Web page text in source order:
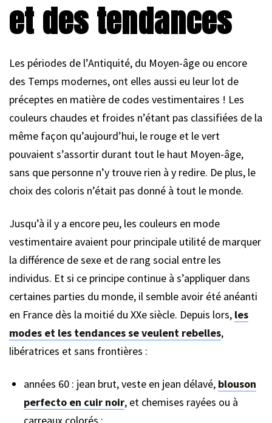
et des tendances
Les périodes de l’Antiquité, du Moyen-âge ou encore
des Temps modernes, ont elles aussi eu leur lot de
préceptes en matière de codes vestimentaires ! Les
couleurs chaudes et froides n’étant pas classifiées de la
même façon qu’aujourd’hui, le rouge et le vert
pouvaient s’assortir durant tout le haut Moyen-âge,
sans que personne n’y trouve rien à y redire. De plus, le
choix des coloris n’était pas donné à tout le monde.
Jusqu’à il y a encore peu, les couleurs en mode
vestimentaire avaient pour principale utilité de marquer
la différence de sexe et de rang social entre les
individus. Et si ce principe continue à s’appliquer dans
certaines parties du monde, il semble avoir été anéanti
en France dès la moitié du XXe siècle. Depuis lors, les
modes et les tendances se veulent rebelles,
libératrices et sans frontières :
années 60 : jean brut, veste en jean délavé, blouson
perfecto en cuir noir, et chemises rayées ou à
carreaux colorés ;